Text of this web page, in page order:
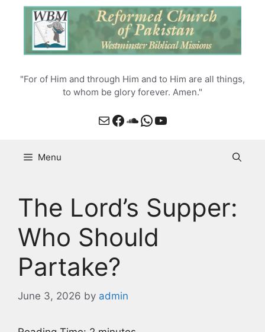
"For of Him and through Him and to Him are all things,
to whom be glory forever. Amen."
MailFacebook
SoundCloud
WhatsApp
YouTube
Menu
The Lord’s Supper:
Who Should
Partake?
June 3, 2026 by admin